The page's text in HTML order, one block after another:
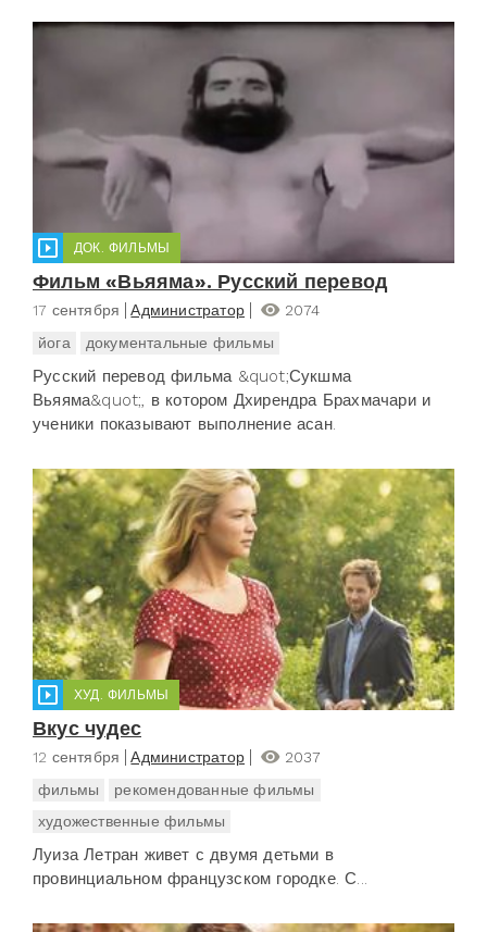
ДОК. ФИЛЬМЫ
Фильм «Вьяяма». Русский перевод
17 сентября Администратор
2074
йога
документальные фильмы
Русский перевод фильма &quot;Сукшма
Вьяяма&quot;, в котором Дхирендра Брахмачари и
ученики показывают выполнение асан.
ХУД. ФИЛЬМЫ
Вкус чудес
12 сентября Администратор
2037
фильмы
рекомендованные фильмы
художественные фильмы
Луиза Летран живет с двумя детьми в
провинциальном французском городке. С...